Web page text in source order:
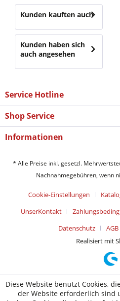
Kunden kauften auch
Kunden haben sich
auch angesehen
Service Hotline
Shop Service
Informationen
* Alle Preise inkl. gesetzl.
Nachnahmegebühren, wenn
Cookie-Einstellungen
UnserKontakt
Datenschutz
AGB
Realisiert mit
Diese Website benutzt Cookies,
der Website erforderlich sind